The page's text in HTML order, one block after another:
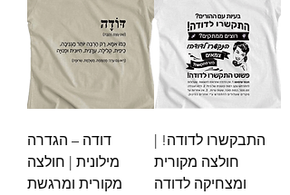
התבקשרו לדודה! |
חולצה מקורית
ומצחיקה לדודה
דודה – הגדרה
מילונית | חולצה
מקורית ומרגשת